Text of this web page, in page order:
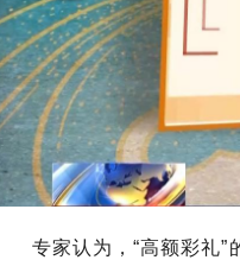
专家认为，“高额彩礼